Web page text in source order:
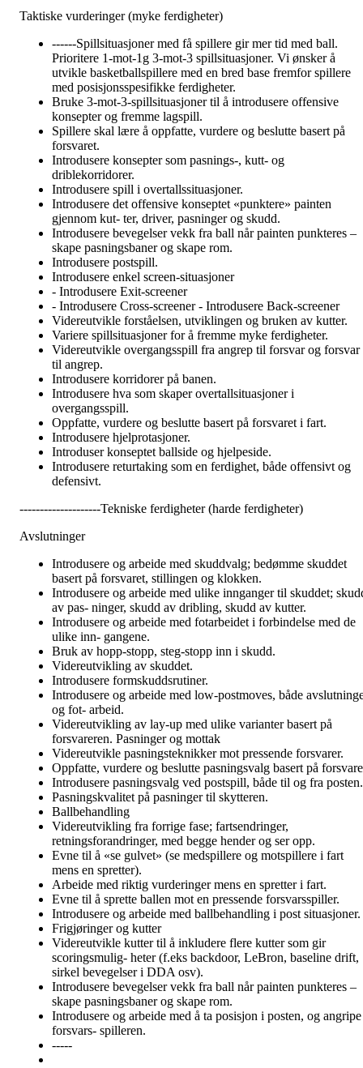
Taktiske vurderinger (myke ferdigheter)
------Spillsituasjoner med få spillere gir mer tid med ball.
Prioritere 1-mot-1g 3-mot-3 spillsituasjoner. Vi ønsker å
utvikle basketballspillere med en bred base fremfor spillere
med posisjonsspesifikke ferdigheter.
Bruke 3-mot-3-spillsituasjoner til å introdusere offensive
konsepter og fremme lagspill.
Spillere skal lære å oppfatte, vurdere og beslutte basert på
forsvaret.
Introdusere konsepter som pasnings-, kutt- og
driblekorridorer.
Introdusere spill i overtallssituasjoner.
Introdusere det offensive konseptet «punktere» painten
gjennom kut- ter, driver, pasninger og skudd.
Introdusere bevegelser vekk fra ball når painten punkteres –
skape pasningsbaner og skape rom.
Introdusere postspill.
Introdusere enkel screen-situasjoner
- Introdusere Exit-screener
- Introdusere Cross-screener - Introdusere Back-screener
Videreutvikle forståelsen, utviklingen og bruken av kutter.
Variere spillsituasjoner for å fremme myke ferdigheter.
Videreutvikle overgangsspill fra angrep til forsvar og forsvar
til angrep.
Introdusere korridorer på banen.
Introdusere hva som skaper overtallsituasjoner i
overgangsspill.
Oppfatte, vurdere og beslutte basert på forsvaret i fart.
Introdusere hjelprotasjoner.
Introduser konseptet ballside og hjelpeside.
Introdusere returtaking som en ferdighet, både offensivt og
defensivt.
--------------------Tekniske ferdigheter (harde ferdigheter)
Avslutninger
Introdusere og arbeide med skuddvalg; bedømme skuddet
basert på forsvaret, stillingen og klokken.
Introdusere og arbeide med ulike innganger til skuddet;
av pas- ninger, skudd av dribling, skudd av kutter.
Introdusere og arbeide med fotarbeidet i forbindelse med de
ulike inn- gangene.
Bruk av hopp-stopp, steg-stopp inn i skudd.
Videreutvikling av skuddet.
Introdusere formskuddsrutiner.
Introdusere og arbeide med low-postmoves, både
og fot- arbeid.
Videreutvikling av lay-up med ulike varianter basert på
forsvareren. Pasninger og mottak
Videreutvikle pasningsteknikker mot pressende forsvarer.
Oppfatte, vurdere og beslutte pasningsvalg basert på
Introdusere pasningsvalg ved postspill, både til og fra posten.
Pasningskvalitet på pasninger til skytteren.
Ballbehandling
Videreutvikling fra forrige fase; fartsendringer,
retningsforandringer, med begge hender og ser opp.
Evne til å «se gulvet» (se medspillere og motspillere i fart
mens en spretter).
Arbeide med riktig vurderinger mens en spretter i fart.
Evne til å sprette ballen mot en pressende forsvarsspiller.
Introdusere og arbeide med ballbehandling i post situasjoner.
Frigjøringer og kutter
Videreutvikle kutter til å inkludere flere kutter som gir
scoringsmulig- heter (f.eks backdoor, LeBron, baseline drift,
sirkel bevegelser i DDA osv).
Introdusere bevegelser vekk fra ball når painten punkteres –
skape pasningsbaner og skape rom.
Introdusere og arbeide med å ta posisjon i posten, og angripe
forsvars- spilleren.
-----